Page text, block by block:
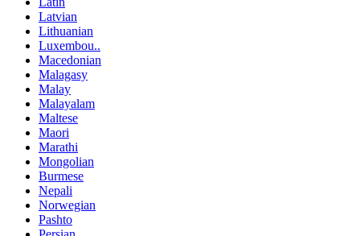
Latvian
Lithuanian
Luxembou..
Macedonian
Malagasy
Malay
Malayalam
Maltese
Maori
Marathi
Mongolian
Burmese
Nepali
Norwegian
Pashto